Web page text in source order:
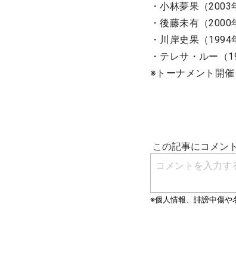
・小林夢果（2003
・後藤未有（2000
・川岸史果（
・テレサ・ルー（
※トーナメント開